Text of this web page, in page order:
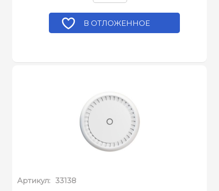
В ОТЛОЖЕННОЕ
Артикул: 33138